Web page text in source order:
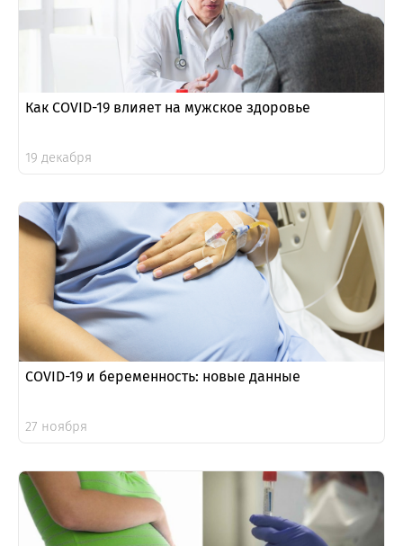
Как COVID-19 влияет на мужское здоровье
19 декабря
COVID-19 и беременность: новые данные
27 ноября